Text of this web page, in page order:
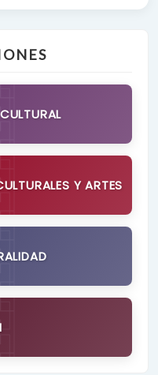
Y ARTES